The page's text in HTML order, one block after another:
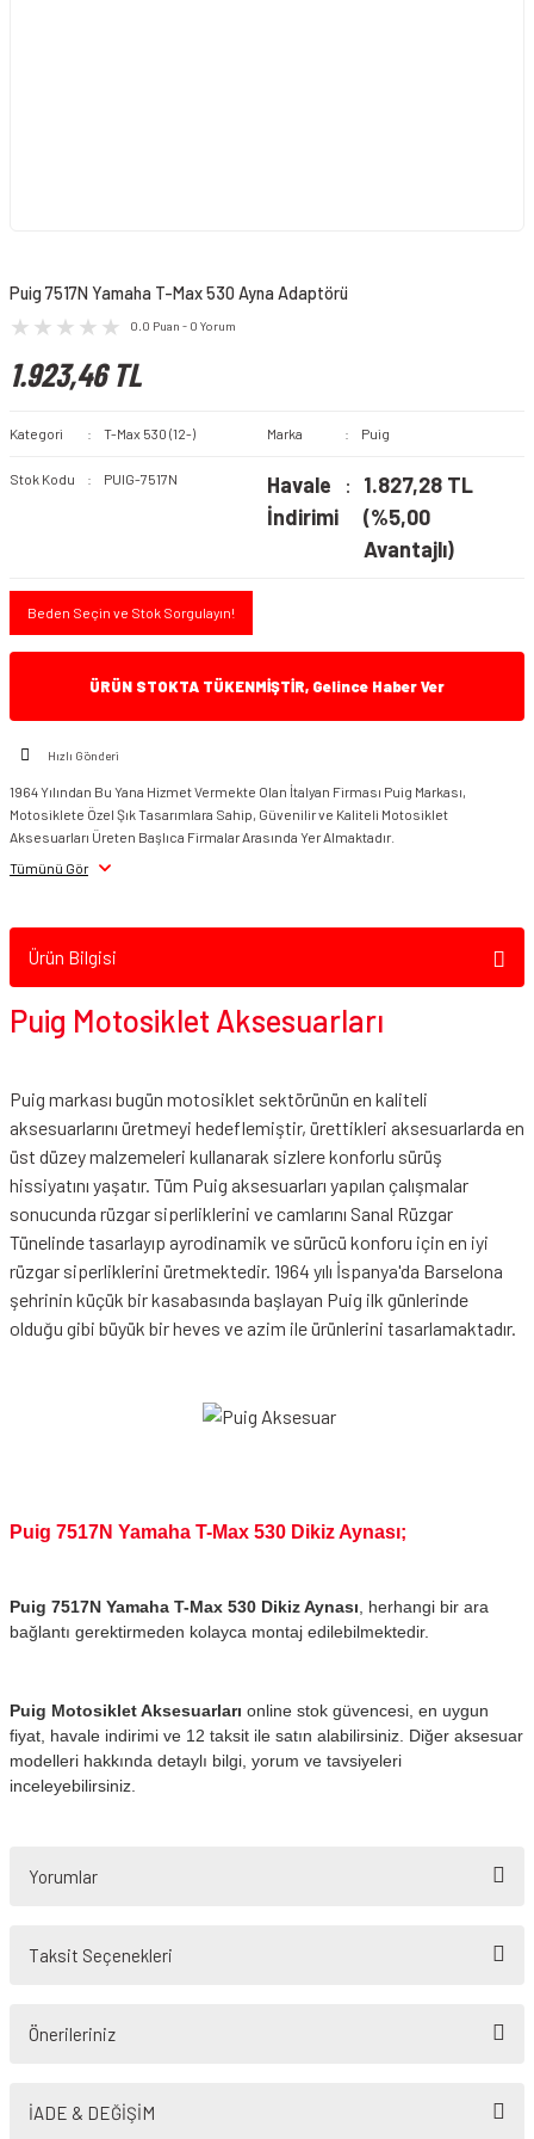
Puig 7517N Yamaha T-Max 530 Ayna Adaptörü
0.0 Puan - 0 Yorum
1.923,46 TL
Kategori T-Max 530 (12-) Marka Puig
Stok Kodu PUIG-7517N
Havale
İndirimi
1.827,28 TL
(%5,00
Avantajlı)
Beden Seçin ve Stok Sorgulayın!
ÜRÜN STOKTA TÜKENMİŞTİR, Gelince Haber Ver
Hızlı Gönderi
1964 Yılından Bu Yana Hizmet Vermekte Olan İtalyan Firması Puig Markası,
Motosiklete Özel Şık Tasarımlara Sahip, Güvenilir ve Kaliteli Motosiklet
Aksesuarları Üreten Başlıca Firmalar Arasında Yer Almaktadır.
Tümünü Gör
Ürün Bilgisi
Puig Motosiklet Aksesuarları
Puig markası bugün motosiklet sektörünün en kaliteli
aksesuarlarını üretmeyi hedeflemiştir, ürettikleri aksesuarlarda en
üst düzey malzemeleri kullanarak sizlere konforlu sürüş
hissiyatını yaşatır. Tüm Puig aksesuarları yapılan çalışmalar
sonucunda rüzgar siperliklerini ve camlarını Sanal Rüzgar
Tünelinde tasarlayıp ayrodinamik ve sürücü konforu için en iyi
rüzgar siperliklerini üretmektedir. 1964 yılı İspanya'da Barselona
şehrinin küçük bir kasabasında başlayan Puig ilk günlerinde
olduğu gibi büyük bir heves ve azim ile ürünlerini tasarlamaktadır.
Puig 7517N Yamaha T-Max 530 Dikiz Aynası;
Puig 7517N Yamaha T-Max 530 Dikiz Aynası , herhangi bir ara
bağlantı gerektirmeden kolayca montaj edilebilmektedir.
Puig Motosiklet Aksesuarları online stok güvencesi, en uygun
fiyat, havale indirimi ve 12 taksit ile satın alabilirsiniz. Diğer aksesuar
modelleri hakkında detaylı bilgi, yorum ve tavsiyeleri
inceleyebilirsiniz.
Yorumlar
Taksit Seçenekleri
Önerileriniz
yetersiz gördüğünüz noktaları öneri formunu kullanarak tarafımıza
İADE & DEĞİŞİM